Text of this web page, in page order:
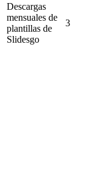
Descargas
mensuales de
plantillas de
Slidesgo
3